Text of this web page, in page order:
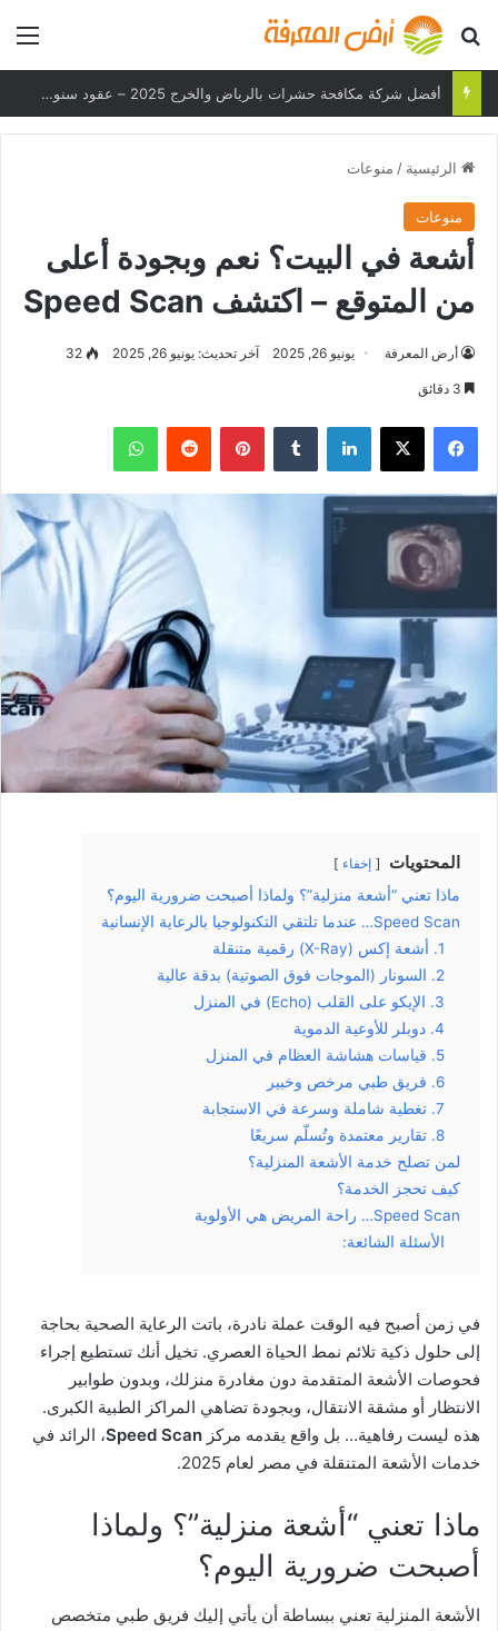
بحث عن
أفضل شركة مكافحة حشرات بالرياض والخرج 2025 – عقود سنوية وحلول فعالة
الرئيسية / منوعات
منوعات
أشعة في البيت؟ نعم وبجودة أعلى
من المتوقع – اكتشف Speed Scan
أرض المعرفة يونيو 26, 2025 آخر تحديث: يونيو 26, 2025 32
فيسبوك ‫X لينكدإن بينتيريست واتساب
المحتويات إخفاء
ماذا تعني “أشعة منزلية”؟ ولماذا أصبحت ضرورية اليوم؟
Speed Scan… عندما تلتقي التكنولوجيا بالرعاية الإنسانية
1. أشعة إكس (X-Ray) رقمية متنقلة
2. السونار (الموجات فوق الصوتية) بدقة عالية
3. الإيكو على القلب (Echo) في المنزل
4. دوبلر للأوعية الدموية
5. قياسات هشاشة العظام في المنزل
6. فريق طبي مرخص وخبير
7. تغطية شاملة وسرعة في الاستجابة
8. تقارير معتمدة وتُسلّم سريعًا
لمن تصلح خدمة الأشعة المنزلية؟
كيف تحجز الخدمة؟
Speed Scan… راحة المريض هي الأولوية
الأسئلة الشائعة:
في زمن أصبح فيه الوقت عملة نادرة، باتت الرعاية الصحية بحاجة
إلى حلول ذكية تلائم نمط الحياة العصري. تخيل أنك تستطيع إجراء
فحوصات الأشعة المتقدمة دون مغادرة منزلك، وبدون طوابير
الانتظار أو مشقة الانتقال، وبجودة تضاهي المراكز الطبية الكبرى.
هذه ليست رفاهية… بل واقع يقدمه مركز Speed Scan، الرائد في
خدمات الأشعة المتنقلة في مصر لعام 2025.
ماذا تعني “أشعة منزلية”؟ ولماذا
أصبحت ضرورية اليوم؟
الأشعة المنزلية تعني ببساطة أن يأتي إليك فريق طبي متخصص